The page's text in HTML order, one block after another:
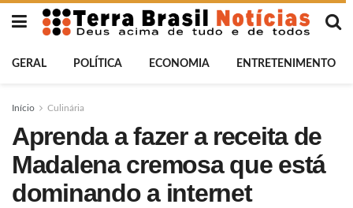
GERAL POLÍTICA ECONOMIA ENTRETENIMENTO
Início Culinária
Aprenda a fazer a receita de
Madalena cremosa que está
dominando a internet